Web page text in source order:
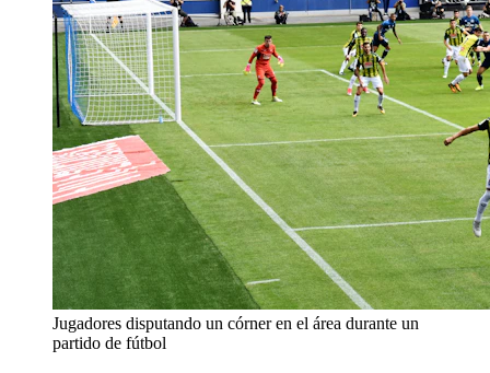
Jugadores disputando un córner en el área durante un
partido de fútbol